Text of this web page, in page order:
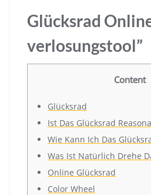
Glücksrad
verlosungstool”
Content
Glücksrad
Ist Das Glücksrad
Wie Kann Ich Das
Was Ist Natürlich Drehe
Online Glücksrad
Color Wheel